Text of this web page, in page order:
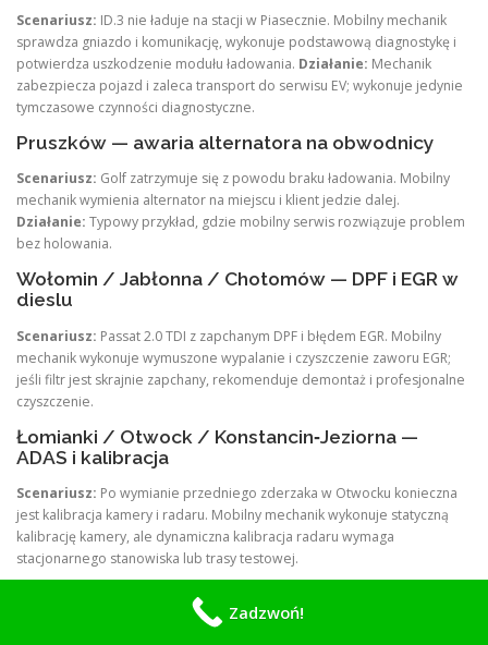
Scenariusz: ID.3 nie ładuje na stacji w Piasecznie. Mobilny mechanik
sprawdza gniazdo i komunikację, wykonuje podstawową diagnostykę i
potwierdza uszkodzenie modułu ładowania. Działanie: Mechanik
zabezpiecza pojazd i zaleca transport do serwisu EV; wykonuje jedynie
tymczasowe czynności diagnostyczne.
Pruszków — awaria alternatora na obwodnicy
Scenariusz: Golf zatrzymuje się z powodu braku ładowania. Mobilny
mechanik wymienia alternator na miejscu i klient jedzie dalej.
Działanie: Typowy przykład, gdzie mobilny serwis rozwiązuje problem
bez holowania.
Wołomin / Jabłonna / Chotomów — DPF i EGR w
dieslu
Scenariusz: Passat 2.0 TDI z zapchanym DPF i błędem EGR. Mobilny
mechanik wykonuje wymuszone wypalanie i czyszczenie zaworu EGR;
jeśli filtr jest skrajnie zapchany, rekomenduje demontaż i profesjonalne
czyszczenie.
Łomianki / Otwock / Konstancin‑Jeziorna —
ADAS i kalibracja
Scenariusz: Po wymianie przedniego zderzaka w Otwocku konieczna
jest kalibracja kamery i radaru. Mobilny mechanik wykonuje statyczną
kalibrację kamery, ale dynamiczna kalibracja radaru wymaga
stacjonarnego stanowiska lub trasy testowej.
Co zrobić, gdy mobilny mechanik nie
może wykonać naprawy na drodze —
Zadzwoń!